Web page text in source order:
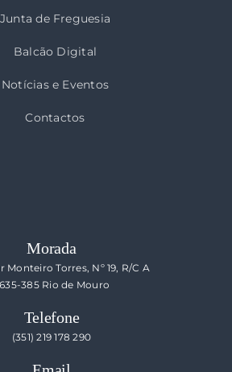
Junta de Freguesia
Balcão Digital
Notícias e Eventos
Contactos
Morada
Monteiro Torres, Nº 19, R/C A
385 Rio de Mouro
Telefone
(351) 219 178 290